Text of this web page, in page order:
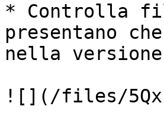
* Controlla
presentano
nella
![](/files/